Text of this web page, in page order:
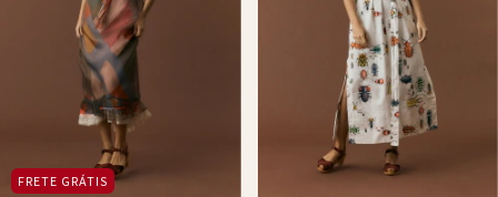
FRETE GRÁTIS